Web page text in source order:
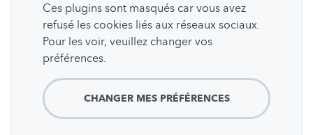
Ces plugins sont masqués car vous avez
refusé les cookies liés aux réseaux sociaux.
Pour les voir, veuillez changer vos
préférences.
CHANGER MES PRÉFÉRENCES